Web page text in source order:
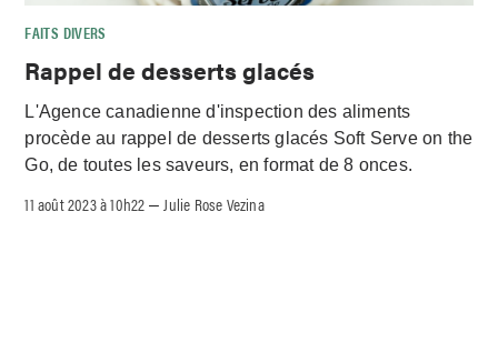
FAITS DIVERS
Rappel de desserts glacés
L'Agence canadienne d'inspection des aliments
procède au rappel de desserts glacés Soft Serve on the
Go, de toutes les saveurs, en format de 8 onces.
11 août 2023 à 10h22 – Julie Rose Vezina